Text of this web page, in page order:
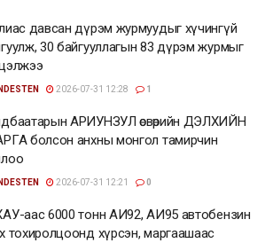
давсан дүрэм журмуудыг хүчингүй
30 байгууллагын 83 дүрэм журмыг
2026-07-31 12:28 1
АРИУНЗУЛ өсвөрийн ДЭЛХИЙН
болсон анхны монгол тамирчин
2026-07-31 12:21 0
аас 6000 тонн АИ92, АИ95 автобензин
тохиролцоонд хүрсэн, маргаашаас